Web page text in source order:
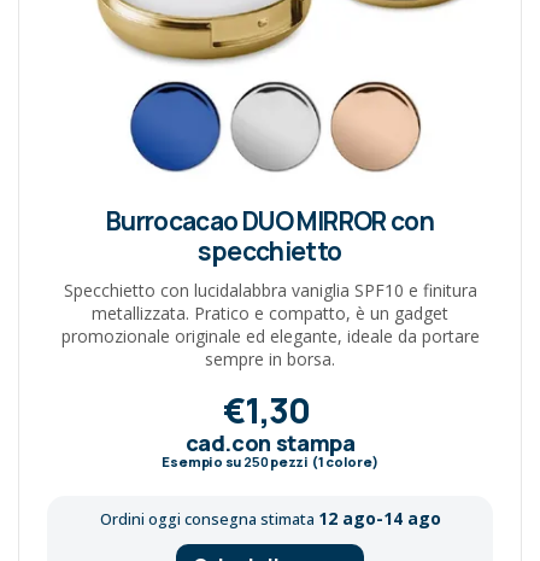
Burrocacao DUO MIRROR con
specchietto
Specchietto con lucidalabbra vaniglia SPF10 e finitura
metallizzata. Pratico e compatto, è un gadget
promozionale originale ed elegante, ideale da portare
sempre in borsa.
€1,30
cad.con stampa
Esempio su 250pezzi (1 colore)
Ordini oggi consegna stimata 12 ago-14 ago